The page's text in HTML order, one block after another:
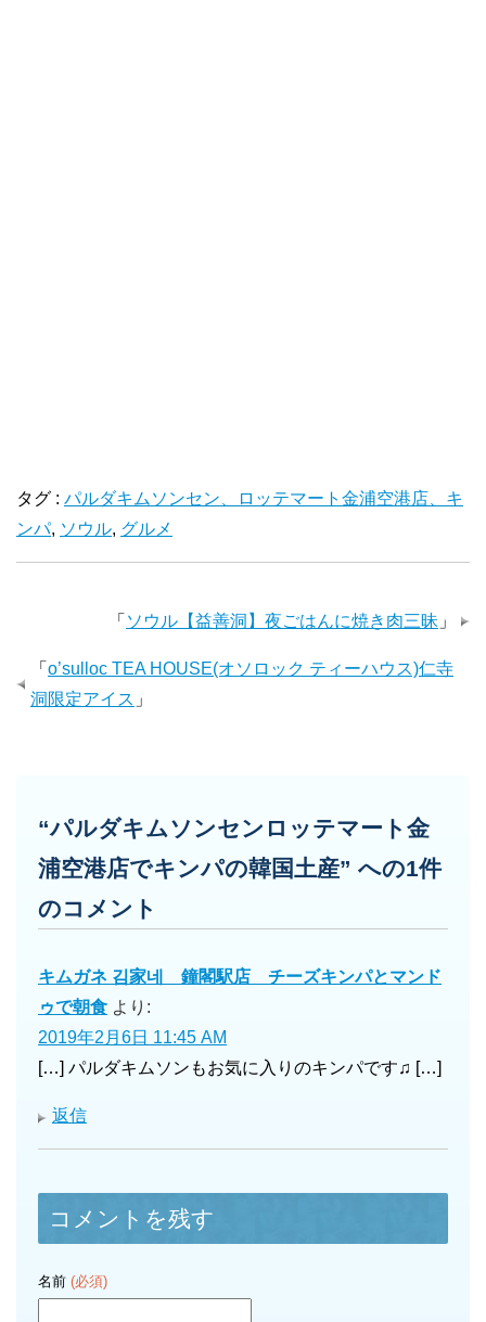
タグ : パルダキムソンセン、ロッテマート金浦空港店、キ
ンパ, ソウル, グルメ
「 ソウル【益善洞】夜ごはんに焼き肉三昧 」
「 o’sulloc TEA HOUSE(オソロック ティーハウス)仁寺
洞限定アイス 」
“パルダキムソンセンロッテマート金
浦空港店でキンパの韓国土産” への1件
のコメント
キムガネ 김家네 鐘閣駅店 チーズキンパとマンド
ゥで朝食 より:
2019年2月6日 11:45 AM
[…] パルダキムソンもお気に入りのキンパです♫ […]
返信
コメントを残す
名前 (必須)